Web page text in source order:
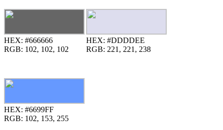
HEX: #666666
RGB: 102, 102, 102
HEX: #DDDDEE
RGB: 221, 221, 238
HEX: #6699FF
RGB: 102, 153, 255